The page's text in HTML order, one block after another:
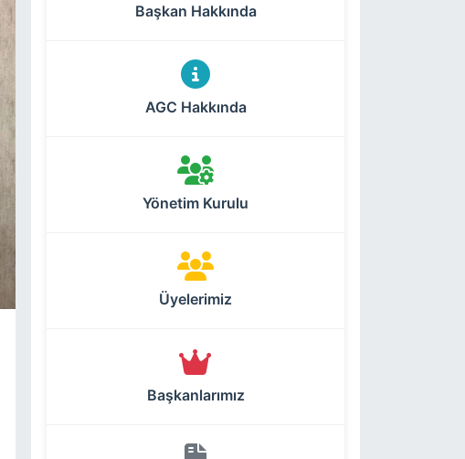
Başkan Hakkında
AGC Hakkında
Yönetim Kurulu
Üyelerimiz
Başkanlarımız